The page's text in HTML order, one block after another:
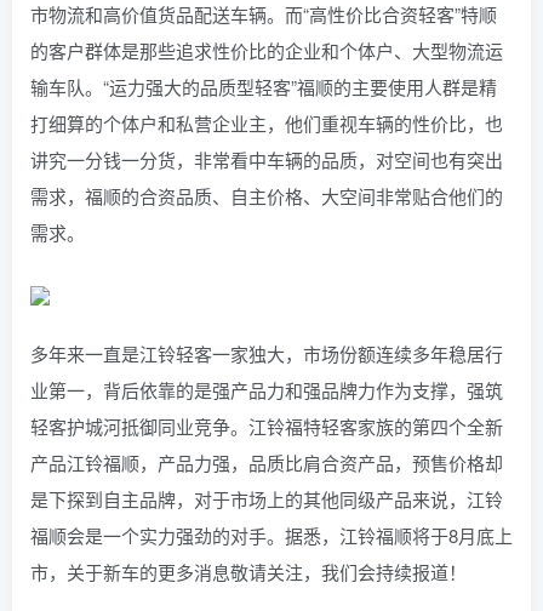
市物流和高价值货品配送车辆。而“高性价比合资轻客”特顺
的客户群体是那些追求性价比的企业和个体户、大型物流运
输车队。“运力强大的品质型轻客”福顺的主要使用人群是精
打细算的个体户和私营企业主，他们重视车辆的性价比，也
讲究一分钱一分货，非常看中车辆的品质，对空间也有突出
需求，福顺的合资品质、自主价格、大空间非常贴合他们的
需求。
多年来一直是江铃轻客一家独大，市场份额连续多年稳居行
业第一，背后依靠的是强产品力和强品牌力作为支撑，强筑
轻客护城河抵御同业竞争。江铃福特轻客家族的第四个全新
产品江铃福顺，产品力强，品质比肩合资产品，预售价格却
是下探到自主品牌，对于市场上的其他同级产品来说，江铃
福顺会是一个实力强劲的对手。据悉，江铃福顺将于8月底上
市，关于新车的更多消息敬请关注，我们会持续报道！